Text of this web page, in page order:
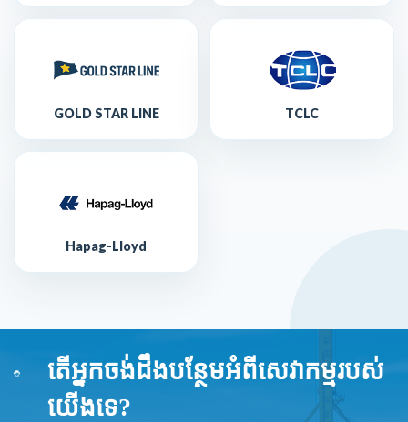
GOLD STAR LINE TCLC
Hapag-Lloyd
តើអ្នកចង់ដឹងបន្ថែមអំពីសេវាកម្មរបស់
យើងទេ?